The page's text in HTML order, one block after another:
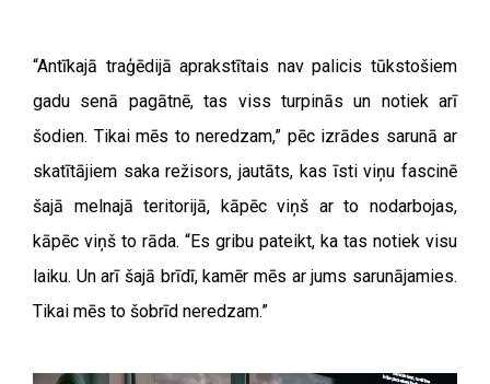
“Antīkajā traģēdijā aprakstītais nav palicis tūkstošiem
gadu senā pagātnē, tas viss turpinās un notiek arī
šodien. Tikai mēs to neredzam,” pēc izrādes sarunā ar
skatītājiem saka režisors, jautāts, kas īsti viņu fascinē
šajā melnajā teritorijā, kāpēc viņš ar to nodarbojas,
kāpēc viņš to rāda. “Es gribu pateikt, ka tas notiek visu
laiku. Un arī šajā brīdī, kamēr mēs ar jums sarunājamies.
Tikai mēs to šobrīd neredzam.”